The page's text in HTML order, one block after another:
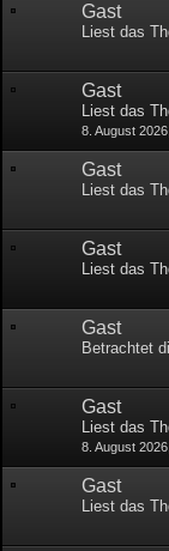
Gast
Liest das
Gast
Liest das
8. August
Gast
Liest das
Gast
Liest das
Gast
Betrachtet
Gast
Liest das
8. August
Gast
Liest das